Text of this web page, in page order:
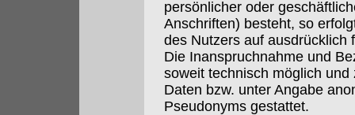
persönlicher oder
Anschriften) besteht, so
des Nutzers auf ausdrücklich
Die Inanspruchnahme und
soweit technisch möglich
Daten bzw. unter Angabe
Pseudonyms gestattet.